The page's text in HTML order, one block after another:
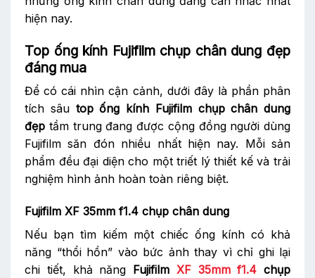
hiện nay.
Top ống kính Fujifilm chụp chân dung đẹp
đáng mua
Để có cái nhìn cận cảnh, dưới đây là phần phân
tích sâu top ống kính Fujifilm chụp chân dung
đẹp tầm trung đang được cộng đồng người dùng
Fujifilm săn đón nhiều nhất hiện nay. Mỗi sản
phẩm đều đại diện cho một triết lý thiết kế và trải
nghiệm hình ảnh hoàn toàn riêng biệt.
Fujifilm XF 35mm f1.4 chụp chân dung
Nếu bạn tìm kiếm một chiếc ống kính có khả
năng “thổi hồn” vào bức ảnh thay vì chỉ ghi lại
chi tiết, khả năng Fujifilm XF 35mm f1.4 chụp